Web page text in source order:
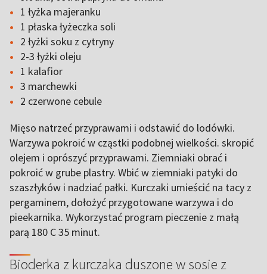
1 łyżka majeranku
1 płaska łyżeczka soli
2 łyżki soku z cytryny
2-3 łyżki oleju
1 kalafior
3 marchewki
2 czerwone cebule
Mięso natrzeć przyprawami i odstawić do lodówki.
Warzywa pokroić w cząstki podobnej wielkości. skropić
olejem i oprószyć przyprawami. Ziemniaki obrać i
pokroić w grube plastry. Wbić w ziemniaki patyki do
szaszłyków i nadziać pałki. Kurczaki umieścić na tacy z
pergaminem, dołożyć przygotowane warzywa i do
pieekarnika. Wykorzystać program pieczenie z małą
parą 180 C 35 minut.
Bioderka z kurczaka duszone w sosie z